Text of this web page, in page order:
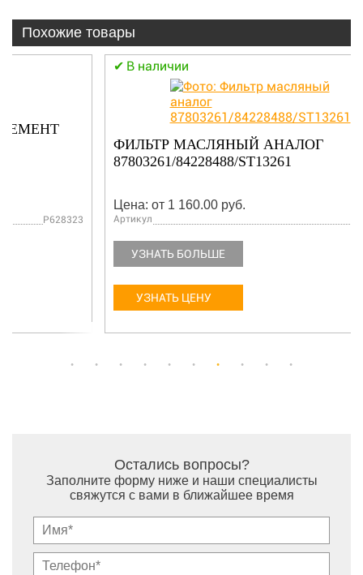
Похожие товары
ФИЛЬТР МАСЛЯНЫЙ АНАЛОГ
87803261/84228488/ST13261
Цена: от 1 160.00 руб.
Артикул
УЗНАТЬ БОЛЬШЕ
Остались вопросы?
Заполните форму ниже и наши специалисты
свяжутся с вами в ближайшее время